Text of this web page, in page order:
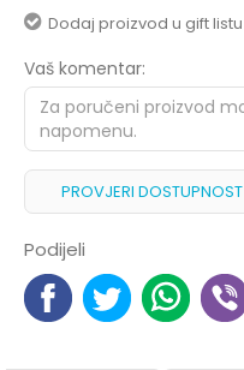
Dodaj proizvod u gift listu
Vaš komentar:
PROVJERI DOSTUPNOST
Podijeli